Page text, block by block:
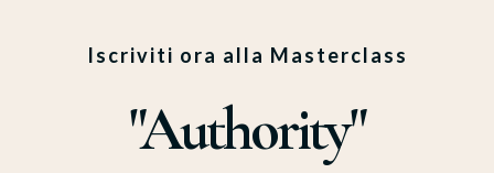
Iscriviti ora alla Masterclass
"Authority"